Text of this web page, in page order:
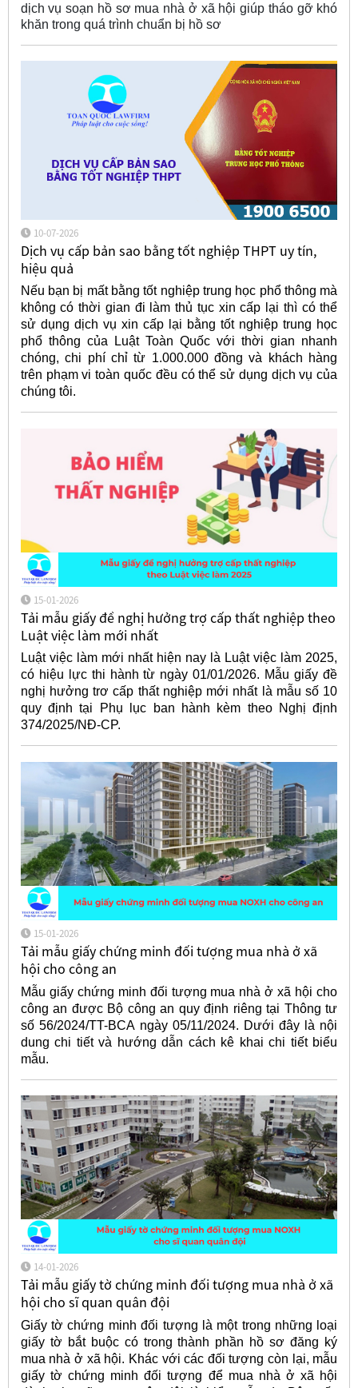
dịch vụ soạn hồ sơ mua nhà ở xã hội giúp tháo gỡ khó
khăn trong quá trình chuẩn bị hồ sơ
10-07-2026
Dịch vụ cấp bản sao bằng tốt nghiệp THPT uy tín,
hiệu quả
Nếu bạn bị mất bằng tốt nghiệp trung học phổ thông mà
không có thời gian đi làm thủ tục xin cấp lại thì có thể
sử dụng dịch vụ xin cấp lại bằng tốt nghiệp trung học
phổ thông của Luật Toàn Quốc với thời gian nhanh
chóng, chi phí chỉ từ 1.000.000 đồng và khách hàng
trên phạm vi toàn quốc đều có thể sử dụng dịch vụ của
chúng tôi.
15-01-2026
Tải mẫu giấy đề nghị hưởng trợ cấp thất nghiệp theo
Luật việc làm mới nhất
Luật việc làm mới nhất hiện nay là Luật việc làm 2025,
có hiệu lực thi hành từ ngày 01/01/2026. Mẫu giấy đề
nghị hưởng trơ cấp thất nghiệp mới nhất là mẫu số 10
quy định tại Phụ lục ban hành kèm theo Nghị định
374/2025/NĐ-CP.
15-01-2026
Tải mẫu giấy chứng minh đối tượng mua nhà ở xã
hội cho công an
Mẫu giấy chứng minh đối tượng mua nhà ở xã hội cho
công an được Bộ công an quy định riêng tại Thông tư
số 56/2024/TT-BCA ngày 05/11/2024. Dưới đây là nội
dung chi tiết và hướng dẫn cách kê khai chi tiết biểu
mẫu.
14-01-2026
Tải mẫu giấy tờ chứng minh đối tượng mua nhà ở xã
hội cho sĩ quan quân đội
Giấy tờ chứng minh đối tượng là một trong những loại
giấy tờ bắt buộc có trong thành phần hồ sơ đăng ký
mua nhà ở xã hội. Khác với các đối tượng còn lại, mẫu
giấy tờ chứng minh đối tượng để mua nhà ở xã hội